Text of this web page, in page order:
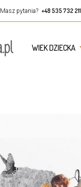
Masz pytania? +48 535 732 211
WIEK DZIECKA